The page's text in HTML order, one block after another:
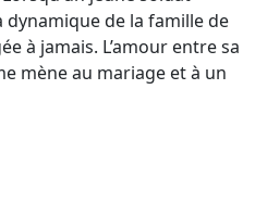
de la famille de
à jamais. L’amour entre sa
mène au mariage et à un